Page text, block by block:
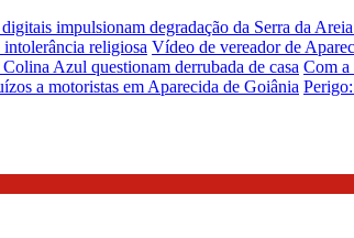
impulsionam degradação da Serra da
religiosa Vídeo de vereador de
Azul questionam derrubada de casa Com a
a motoristas em Aparecida de Goiânia